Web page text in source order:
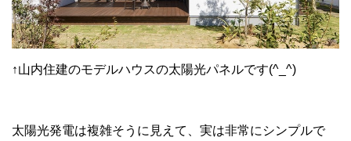
↑山内住建のモデルハウスの太陽光パネルです(^_^)
太陽光発電は複雑そうに見えて、実は非常にシンプルで